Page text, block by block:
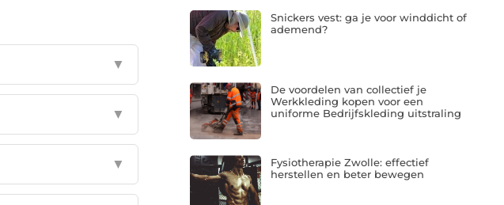
▼
▼
▼
Snickers vest: ga je voor winddicht of
ademend?
De voordelen van collectief je
Werkkleding kopen voor een
uniforme Bedrijfskleding uitstraling
Fysiotherapie Zwolle: effectief
herstellen en beter bewegen